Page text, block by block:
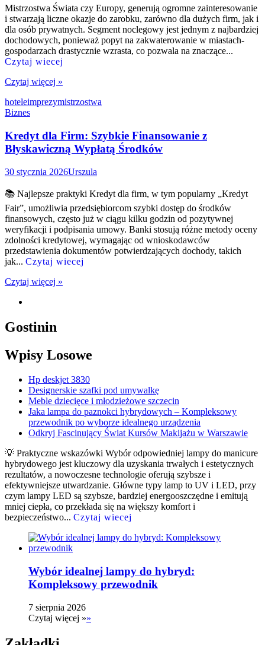
Mistrzostwa Świata czy Europy, generują ogromne zainteresowanie
i stwarzają liczne okazje do zarobku, zarówno dla dużych firm, jak i
dla osób prywatnych. Segment noclegowy jest jednym z najbardziej
dochodowych, ponieważ popyt na zakwaterowanie w miastach-
gospodarzach drastycznie wzrasta, co pozwala na znaczące...
Czytaj wiecej
Czytaj więcej »
hoteleimprezymistrzostwa
Biznes
Kredyt dla Firm: Szybkie Finansowanie z
Błyskawiczną Wypłatą Środków
30 stycznia 2026Urszula
📚 Najlepsze praktyki Kredyt dla firm, w tym popularny „Kredyt
Fair”, umożliwia przedsiębiorcom szybki dostęp do środków
finansowych, często już w ciągu kilku godzin od pozytywnej
weryfikacji i podpisania umowy. Banki stosują różne metody oceny
zdolności kredytowej, wymagając od wnioskodawców
przedstawienia dokumentów potwierdzających dochody, takich
jak... Czytaj wiecej
Czytaj więcej »
Gostinin
Wpisy Losowe
Hp deskjet 3830
Designerskie szafki pod umywalkę
Meble dziecięce i młodzieżowe szczecin
Jaka lampa do paznokci hybrydowych – Kompleksowy
przewodnik po wyborze idealnego urządzenia
Odkryj Fascinujący Świat Kursów Makijażu w Warszawie
💡 Praktyczne wskazówki Wybór odpowiedniej lampy do manicure
hybrydowego jest kluczowy dla uzyskania trwałych i estetycznych
rezultatów, a nowoczesne technologie oferują szybsze i
efektywniejsze utwardzanie. Główne typy lamp to UV i LED, przy
czym lampy LED są szybsze, bardziej energooszczędne i emitują
mniej ciepła, co przekłada się na większy komfort i
bezpieczeństwo... Czytaj wiecej
Wybór idealnej lampy do hybryd:
Kompleksowy przewodnik
7 sierpnia 2026
Czytaj więcej »»